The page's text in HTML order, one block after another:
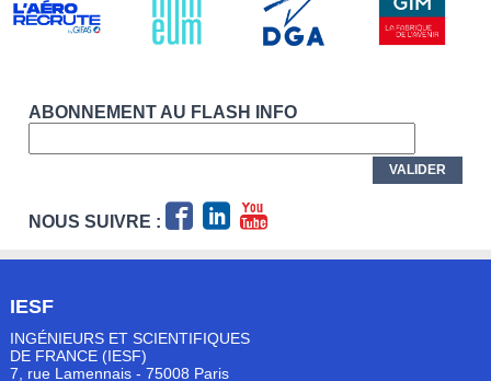
ABONNEMENT AU FLASH INFO
NOUS SUIVRE :
IESF
INGÉNIEURS ET SCIENTIFIQUES
DE FRANCE (IESF)
7, rue Lamennais - 75008 Paris